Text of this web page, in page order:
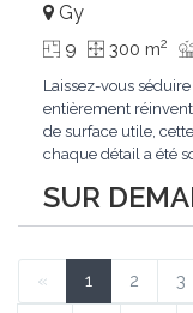
SUR
Gy
9 300 m2
Laissez-vous
entièrement
de surface utile,
chaque détail a été
contemporaines. Sa
été conçue pour
« 1 2 3